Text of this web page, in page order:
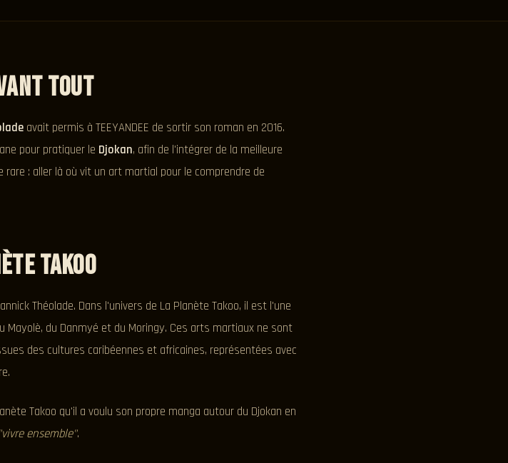
tout
avait permis à TEEYANDEE de sortir son roman en 2016.
pour pratiquer le Djokan, afin de l'intégrer de la meilleure
rare : aller là où vit un art martial pour le comprendre de
Takoo
Théolade. Dans l'univers de La Planète Takoo, il est l'une
du Danmyé et du Moringy. Ces arts martiaux ne sont
des cultures caribéennes et africaines, représentées avec
Takoo qu'il a voulu son propre manga autour du Djokan en
"vivre ensemble".